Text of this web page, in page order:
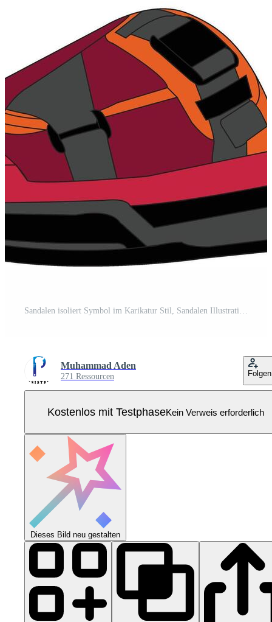
Sandalen isoliert Symbol im Karikatur Stil, Sandalen Illustration Schuhwerk Zeichnung Schuhe Illustration Pro Vektor
Muhammad Aden
271 Ressourcen Folgen
Kostenlos mit TestphaseKein Verweis erforderlich
Dieses Bild neu gestalten